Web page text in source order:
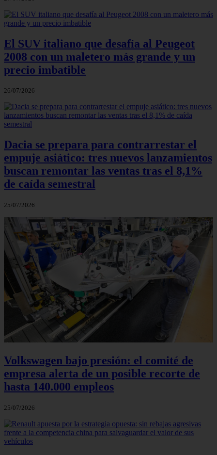
El SUV italiano que desafía al Peugeot
2008 con un maletero más grande y un
precio imbatible
26/07/2026
Dacia se prepara para contrarrestar el
empuje asiático: tres nuevos lanzamientos
buscan remontar las ventas tras el 8,1%
de caída semestral
25/07/2026
Volkswagen bajo presión: el comité de
empresa alerta de un posible recorte de
hasta 140.000 empleos
25/07/2026